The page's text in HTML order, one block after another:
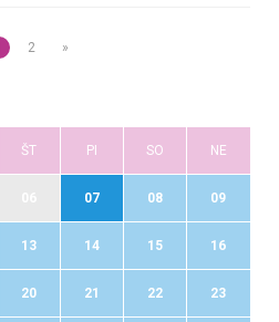
2 »
ŠT PI SO NE
07 08 09
13 14 15 16
20 21 22 23